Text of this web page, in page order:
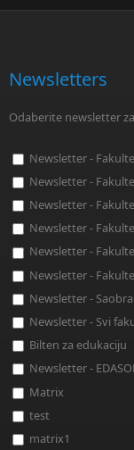
Newsletters
Odaberite newsletter
Newsletter -
Newsletter -
Newsletter -
Newsletter -
Newsletter -
Newsletter -
Newsletter -
Newsletter - Svi
Bilten za edukaciju
Newsletter -
Matrix
test
matrix1